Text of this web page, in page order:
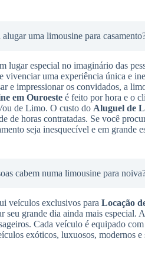
uma limousine para
lugar especial no imaginário das
vivenciar uma experiência única e
e impressionar os convidados, a
em Ouroeste é feito por hora e o
de Limo. O custo do Aluguel de
de horas contratadas. Se você
seja inesquecível e em grande
cabem numa limousine para
veículos exclusivos para Locação
seu grande dia ainda mais
Cada veículo é equipado
exóticos, luxuosos, modernos